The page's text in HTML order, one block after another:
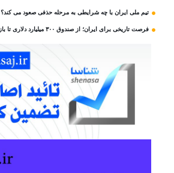
تیم ملی ایران با چه شرایطی به مرحله حذفی صعود می کند؟
فرصت تاریخی برای ایران؛ از صندوق ۳۰۰ میلیارد دلاری تا بازپس گیری دارایی‌های ایران